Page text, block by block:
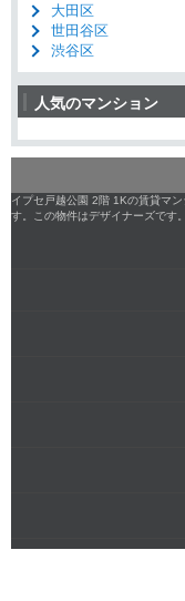
大田区
世田谷区
渋谷区
人気のマンション
イプセ戸越公園 2階 1Kの賃貸マ
す。この物件はデザイナーズです